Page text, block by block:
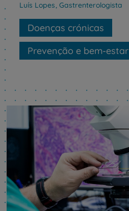
Luís Lopes, Gastrenterologista
Doenças crónicas
Prevenção e bem-estar